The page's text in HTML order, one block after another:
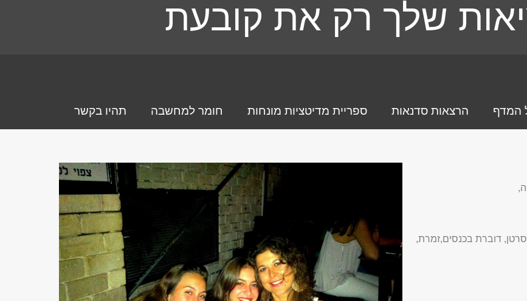
שלך רק את קובעת
המדף הרצאות סדנאות ספריית מדיטציות מונחות חומר למחשבה תהיו בקשר
דוברת בכנסים,זמרת,